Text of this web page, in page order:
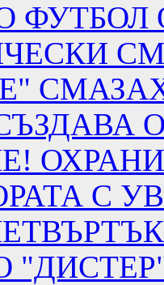
ФУТБОЛ
С